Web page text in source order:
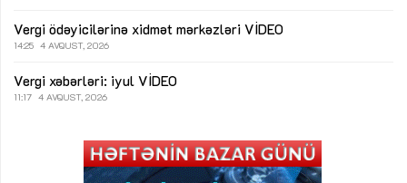
Vergi ödəyicilərinə xidmət mərkəzləri VİDEO
14:25 4 AVQUST, 2026
Vergi xəbərləri: iyul VİDEO
11:17 4 AVQUST, 2026